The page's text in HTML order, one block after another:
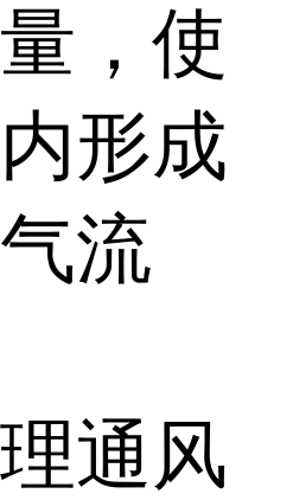
，使
形成
流
通风